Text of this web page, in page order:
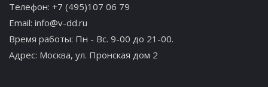
Телефон: +7 (495)107 06 79
Email: info@v-dd.ru
Время работы: Пн - Вс. 9-00 до 21-00.
Адрес: Москва, ул. Пронская дом 2